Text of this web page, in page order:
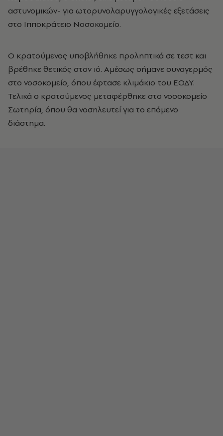
αστυνομικών- για ωτορυνολαρυγγολογικές εξετάσεις
στο Ιπποκράτειο Νοσοκομείο.
Ο κρατούμενος υποβλήθηκε προληπτικά σε τεστ και
βρέθηκε θετικός στον ιό. Αμέσως σήμανε συναγερμός
στο νοσοκομείο, όπου έφτασε κλιμάκιο του ΕΟΔΥ.
Τελικά ο κρατούμενος μεταφέρθηκε στο νοσοκομείο
Σωτηρία, όπου θα νοσηλευτεί για το επόμενο
διάστημα.